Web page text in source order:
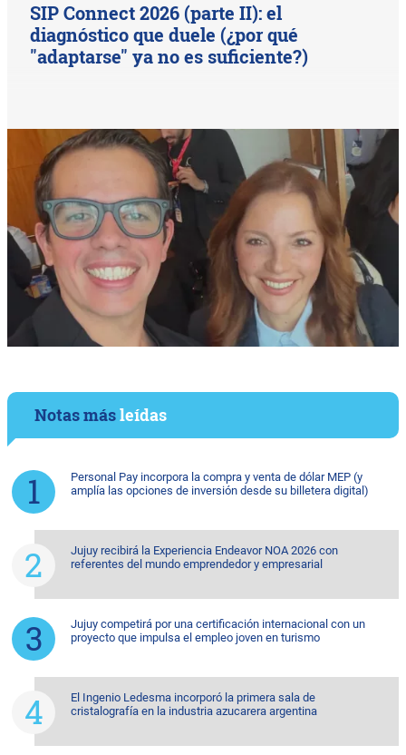
SIP Connect 2026 (parte II): el
diagnóstico que duele (¿por qué
"adaptarse" ya no es suficiente?)
Notas másleídas
Personal Pay incorpora la compra y venta de dólar MEP (y
amplía las opciones de inversión desde su billetera digital)
Jujuy recibirá la Experiencia Endeavor NOA 2026 con
referentes del mundo emprendedor y empresarial
Jujuy competirá por una certificación internacional con un
proyecto que impulsa el empleo joven en turismo
El Ingenio Ledesma incorporó la primera sala de
cristalografía en la industria azucarera argentina